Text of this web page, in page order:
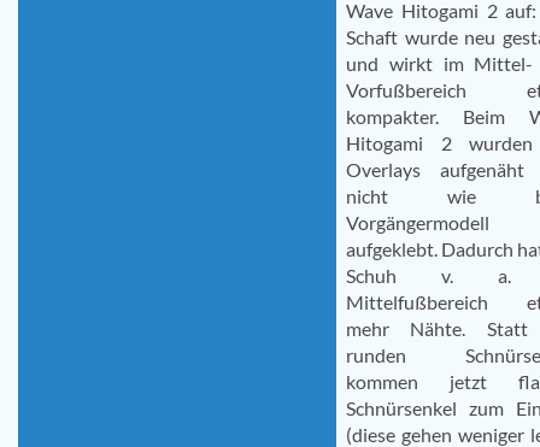
Wave Hitogami 2
Schaft wurde neu
und wirkt im Mittel-
Vorfußbereich
kompakter. Beim
Hitogami 2
Overlays aufgenäht
nicht wie
Vorgängermodell
aufgeklebt. Dadurch
Schuh v. a.
Mittelfußbereich
mehr Nähte. Statt
runden
kommen jetzt
Schnürsenkel zum
(diese gehen weniger